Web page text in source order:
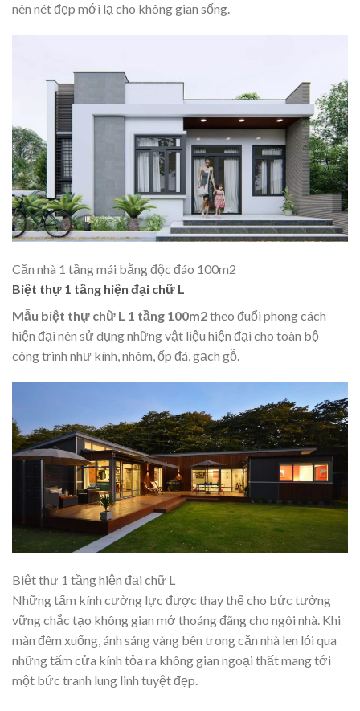
nên nét đẹp mới lạ cho không gian sống.
Căn nhà 1 tầng mái bằng độc đáo 100m2
Biệt thự 1 tầng hiện đại chữ L
Mẫu biệt thự chữ L 1 tầng 100m2theo đuổi phong cách
hiện đại nên sử dụng những vật liệu hiện đại cho toàn bộ
công trình như kính, nhôm, ốp đá, gạch gỗ.
Biệt thự 1 tầng hiện đại chữ L
Những tấm kính cường lực được thay thế cho bức tường
vững chắc tạo không gian mở thoáng đãng cho ngôi nhà. Khi
màn đêm xuống, ánh sáng vàng bên trong căn nhà len lỏi qua
những tấm cửa kính tỏa ra không gian ngoại thất mang tới
một bức tranh lung linh tuyệt đẹp.